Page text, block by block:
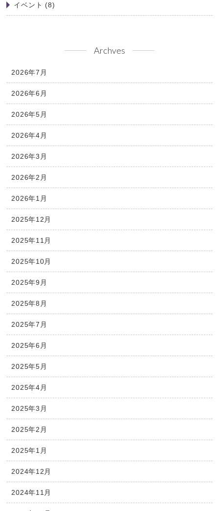
イベント (8)
Archves
2026年7月
2026年6月
2026年5月
2026年4月
2026年3月
2026年2月
2026年1月
2025年12月
2025年11月
2025年10月
2025年9月
2025年8月
2025年7月
2025年6月
2025年5月
2025年4月
2025年3月
2025年2月
2025年1月
2024年12月
2024年11月